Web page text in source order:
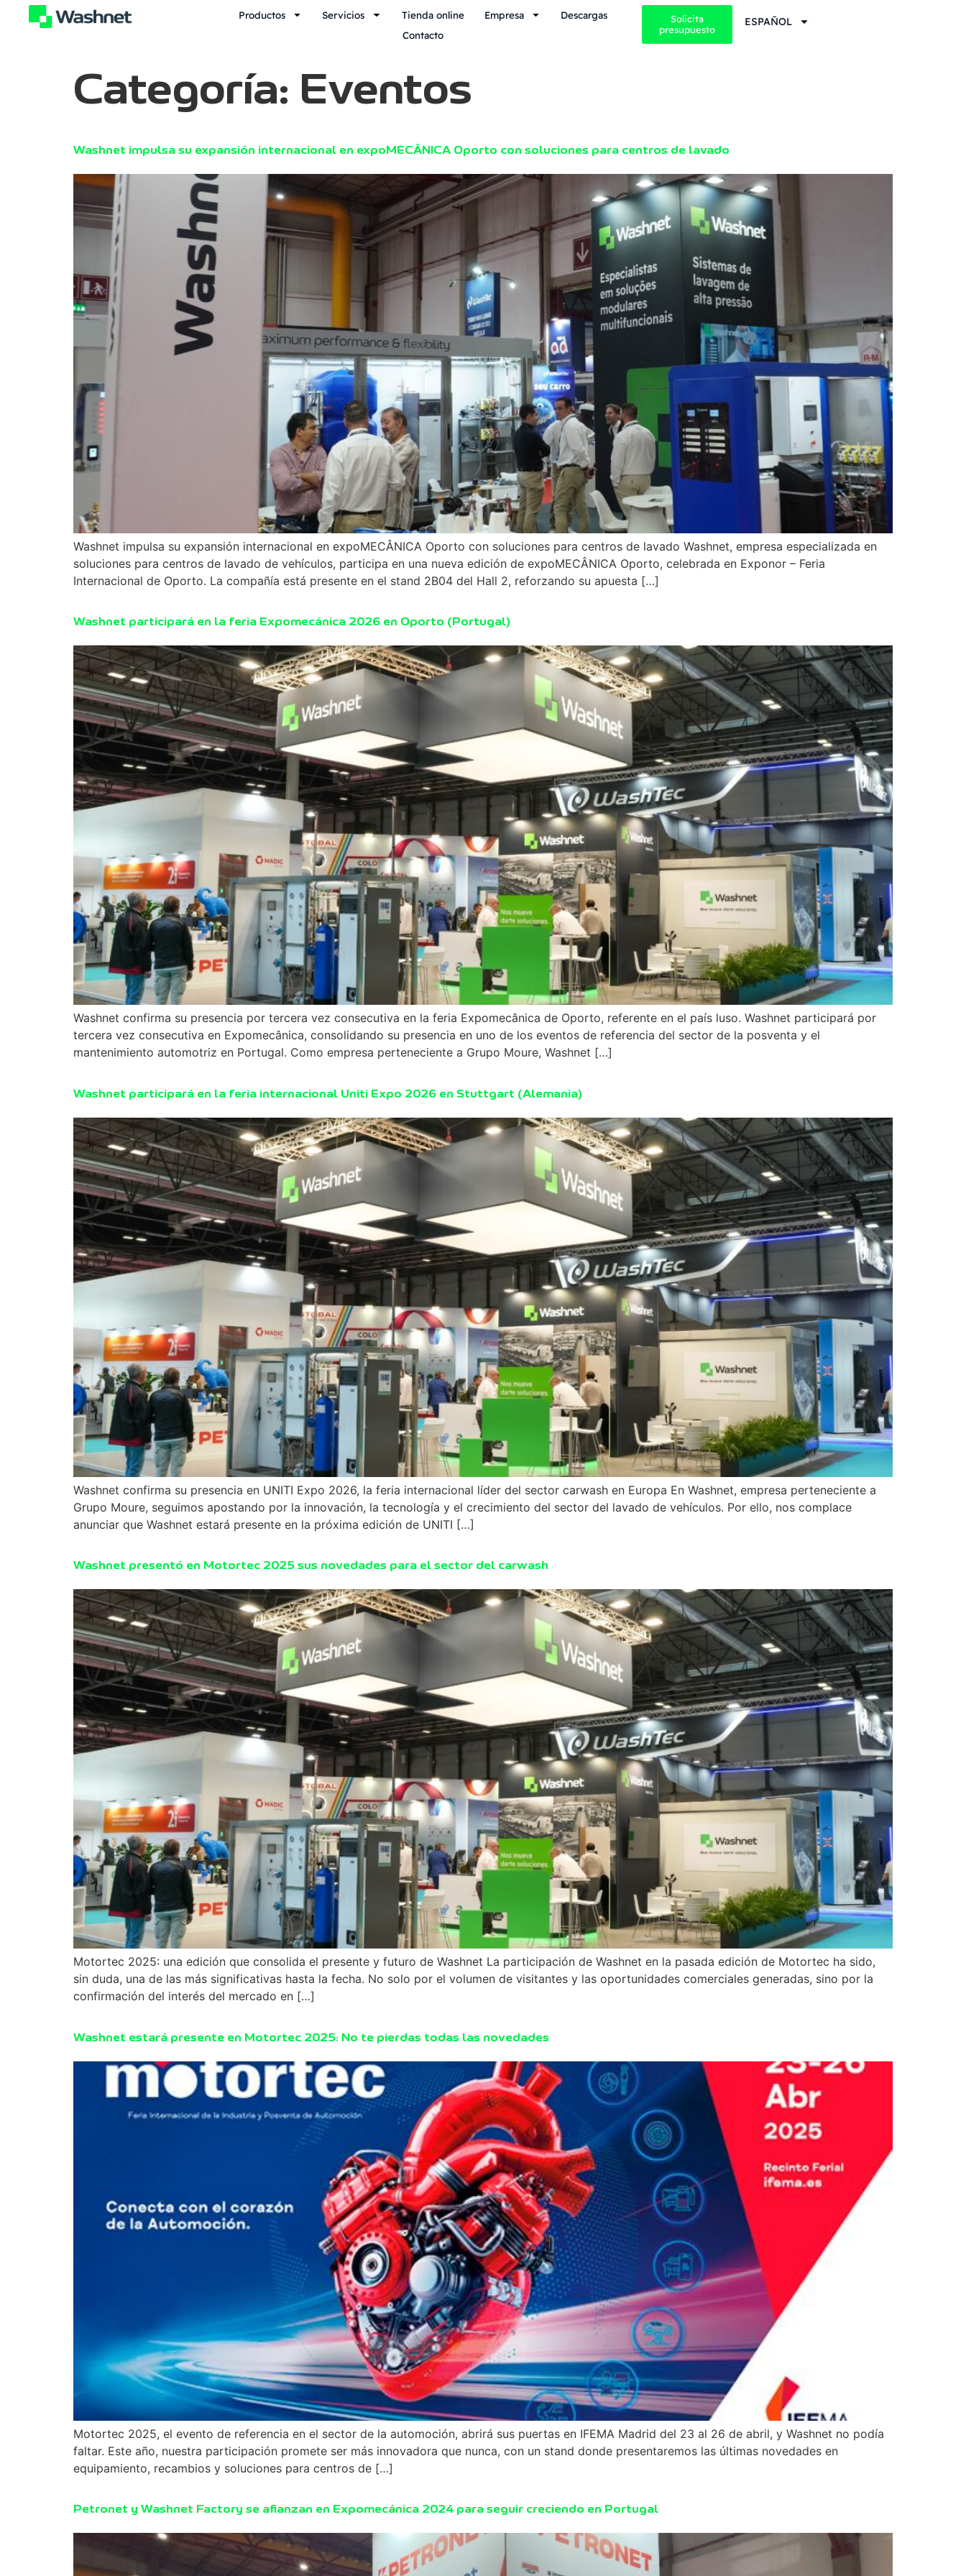
contenido
Productos Servicios Tienda online Empresa
Descargas
Contacto
Solicita
presupuesto
ESPAÑOL
Categoría: Eventos
Washnet impulsa su expansión internacional en expoMECÂNICA Oporto con soluciones para centros de lavado
Washnet impulsa su expansión internacional en expoMECÂNICA Oporto con soluciones para centros de lavado Washnet, empresa especializada en
soluciones para centros de lavado de vehículos, participa en una nueva edición de expoMECÂNICA Oporto, celebrada en Exponor – Feria
Internacional de Oporto. La compañía está presente en el stand 2B04 del Hall 2, reforzando su apuesta […]
Washnet participará en la feria Expomecánica 2026 en Oporto (Portugal)
Washnet confirma su presencia por tercera vez consecutiva en la feria Expomecânica de Oporto, referente en el país luso. Washnet participará por
tercera vez consecutiva en Expomecânica, consolidando su presencia en uno de los eventos de referencia del sector de la posventa y el
mantenimiento automotriz en Portugal. Como empresa perteneciente a Grupo Moure, Washnet […]
Washnet participará en la feria internacional Uniti Expo 2026 en Stuttgart (Alemania)
Washnet confirma su presencia en UNITI Expo 2026, la feria internacional líder del sector carwash en Europa En Washnet, empresa perteneciente a
Grupo Moure, seguimos apostando por la innovación, la tecnología y el crecimiento del sector del lavado de vehículos. Por ello, nos complace
anunciar que Washnet estará presente en la próxima edición de UNITI […]
Washnet presentó en Motortec 2025 sus novedades para el sector del carwash
Motortec 2025: una edición que consolida el presente y futuro de Washnet La participación de Washnet en la pasada edición de Motortec ha sido,
sin duda, una de las más significativas hasta la fecha. No solo por el volumen de visitantes y las oportunidades comerciales generadas, sino por la
confirmación del interés del mercado en […]
Washnet estará presente en Motortec 2025: No te pierdas todas las novedades
Motortec 2025, el evento de referencia en el sector de la automoción, abrirá sus puertas en IFEMA Madrid del 23 al 26 de abril, y Washnet no podía
faltar. Este año, nuestra participación promete ser más innovadora que nunca, con un stand donde presentaremos las últimas novedades en
equipamiento, recambios y soluciones para centros de […]
Petronet y Washnet Factory se afianzan en Expomecánica 2024 para seguir creciendo en Portugal